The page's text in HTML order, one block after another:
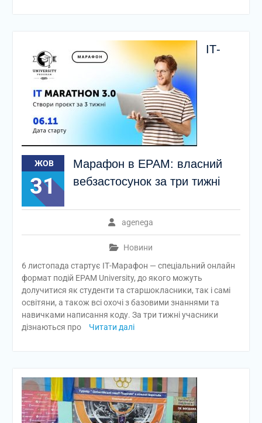
ЖОВ
31
ІТ-
Марафон в EPAM: власний
вебзастосунок за три тижні
agenega
Новини
6 листопада стартує ІТ-Марафон — спеціальний онлайн
формат подій ЕРАМ University, до якого можуть
долучитися як студенти та старшокласники, так і самі
освітяни, а також всі охочі з базовими знаннями та
навичками написання коду. За три тижні учасники
дізнаються про
Читати далі